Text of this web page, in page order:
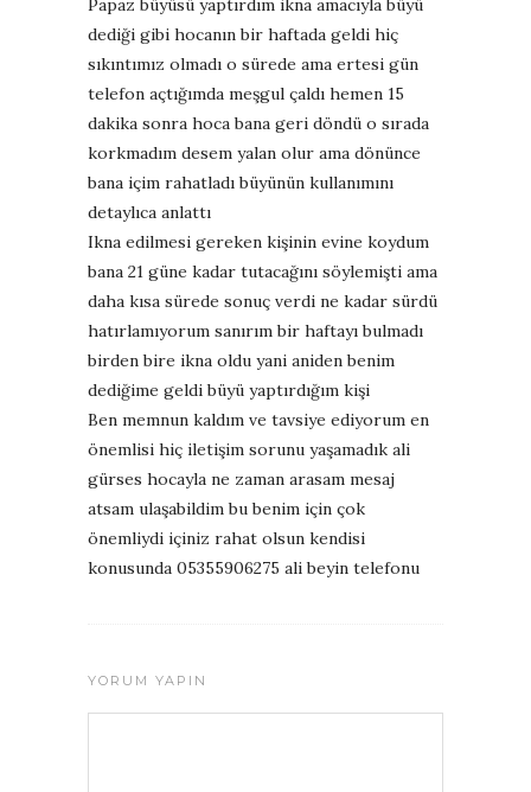
Papaz büyüsü yaptırdım ikna amacıyla büyü
dediği gibi hocanın bir haftada geldi hiç
sıkıntımız olmadı o sürede ama ertesi gün
telefon açtığımda meşgul çaldı hemen 15
dakika sonra hoca bana geri döndü o sırada
korkmadım desem yalan olur ama dönünce
bana içim rahatladı büyünün kullanımını
detaylıca anlattı
Ikna edilmesi gereken kişinin evine koydum
bana 21 güne kadar tutacağını söylemişti ama
daha kısa sürede sonuç verdi ne kadar sürdü
hatırlamıyorum sanırım bir haftayı bulmadı
birden bire ikna oldu yani aniden benim
dediğime geldi büyü yaptırdığım kişi
Ben memnun kaldım ve tavsiye ediyorum en
önemlisi hiç iletişim sorunu yaşamadık ali
gürses hocayla ne zaman arasam mesaj
atsam ulaşabildim bu benim için çok
önemliydi içiniz rahat olsun kendisi
konusunda 05355906275 ali beyin telefonu
YORUM YAPIN